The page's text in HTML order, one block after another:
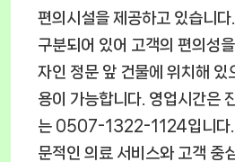
편의시설을 제공하고 있습니다
구분되어 있어 고객의 편의성
자인 정문 앞 건물에 위치해 있
용이 가능합니다. 영업시간은
는 0507-1322-1124입니다.
문적인 의료 서비스와 고객 중